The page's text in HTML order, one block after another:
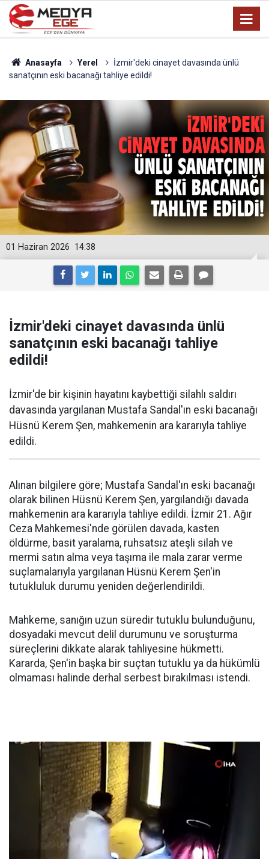
Anasayfa Yerel
İzmir'deki cinayet davasında ünlü
sanatçının eski bacanağı tahliye edildi!
14:38
01 Haziran 2026
İzmir'deki cinayet davasında ünlü
sanatçının eski bacanağı tahliye
edildi!
İzmir'de bir kişinin hayatını kaybettiği silahlı saldırı
davasında yargılanan Mustafa Sandal'ın eski bacanağı
Hüsnü Kerem Şen, mahkemenin ara kararıyla tahliye
edildi.
Alınan bilgilere göre; Mustafa Sandal'ın eski bacanağı
olarak bilinen Hüsnü Kerem Şen, yargılandığı davada
mahkemenin ara kararıyla tahliye edildi. İzmir 21. Ağır
Ceza Mahkemesi'nde görülen davada, kasten
öldürme, basit yaralama, ruhsatsız ateşli silah ve
mermi satın alma veya taşıma ile mala zarar verme
suçlamalarıyla yargılanan Hüsnü Kerem Şen'in
tutukluluk durumu yeniden değerlendirildi.
Mahkeme, sanığın uzun süredir tutuklu bulunduğunu,
dosyadaki mevcut delil durumunu ve soruşturma
süreçlerini dikkate alarak tahliyesine hükmetti.
Kararda, Şen'in başka bir suçtan tutuklu ya da hükümlü
olmaması halinde derhal serbest bırakılması istendi.